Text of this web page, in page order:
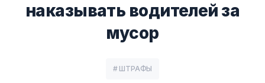
наказывать водителей за
мусор
# ШТРАФЫ